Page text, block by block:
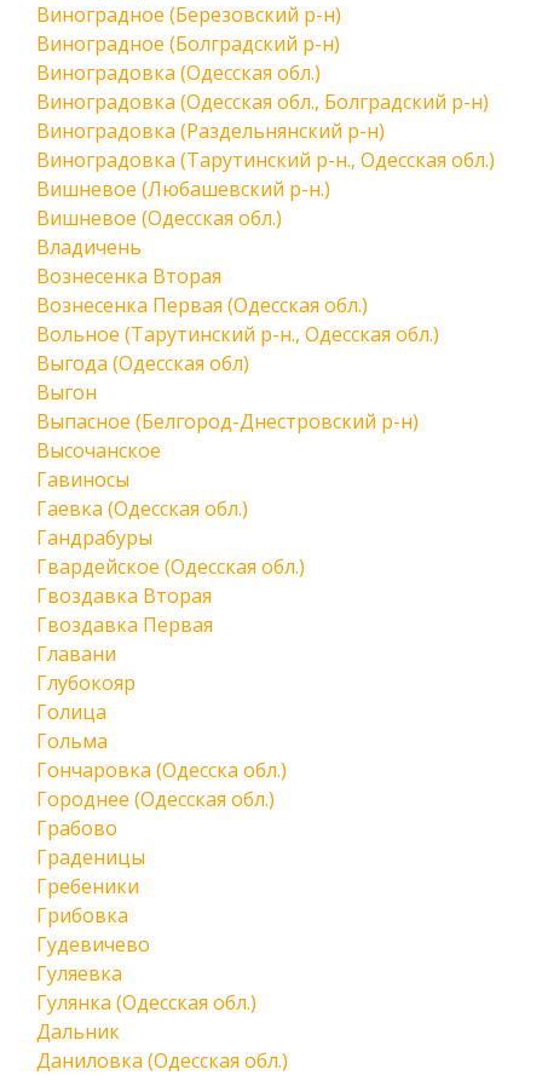
Виноградное (Березовский р-н)
Виноградное (Болградский р-н)
Виноградовка (Одесская обл.)
Виноградовка (Одесская обл., Болградский р-н)
Виноградовка (Раздельнянский р-н)
Виноградовка (Тарутинский р-н., Одесская обл.)
Вишневое (Любашевский р-н.)
Вишневое (Одесская обл.)
Владичень
Вознесенка Вторая
Вознесенка Первая (Одесская обл.)
Вольное (Тарутинский р-н., Одесская обл.)
Выгода (Одесская обл)
Выгон
Выпасное (Белгород-Днестровский р-н)
Высочанское
Гавиносы
Гаевка (Одесская обл.)
Гандрабуры
Гвардейское (Одесская обл.)
Гвоздавка Вторая
Гвоздавка Первая
Главани
Глубокояр
Голица
Гольма
Гончаровка (Одесска обл.)
Городнее (Одесская обл.)
Грабово
Граденицы
Гребеники
Грибовка
Гудевичево
Гуляевка
Гулянка (Одесская обл.)
Дальник
Даниловка (Одесская обл.)